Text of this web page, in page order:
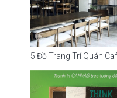
5 Đồ Trang Trí Quán